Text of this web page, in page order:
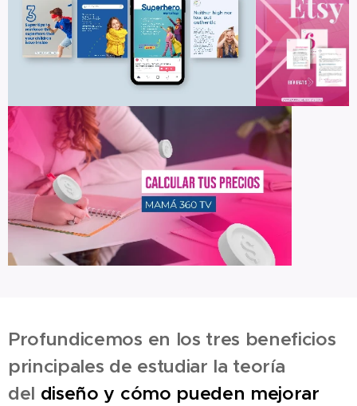
Profundicemos en los tres beneficios
principales de estudiar la teoría
del diseño y cómo pueden mejorar